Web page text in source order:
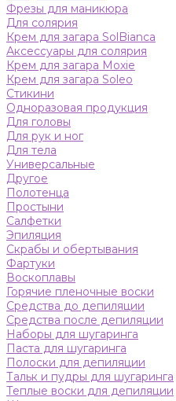
Фрезы для маникюра
Для солярия
Крем для загара SolBianca
Аксессуары для солярия
Крем для загара Moxie
Крем для загара Soleo
Стикини
Одноразовая продукция
Для головы
Для рук и ног
Для тела
Универсальные
Другое
Полотенца
Простыни
Салфетки
Эпиляция
Скрабы и обертывания
Фартуки
Воскоплавы
Горячие пленочные воски
Средства до депиляции
Средства после депиляции
Наборы для шугаринга
Паста для шугаринга
Полоски для депиляции
Тальк и пудры для шугаринга
Теплые воски для депиляции